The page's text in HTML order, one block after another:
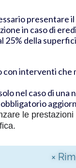
presentare
in caso di
25% della
con interventi che
nel caso di una
le
×